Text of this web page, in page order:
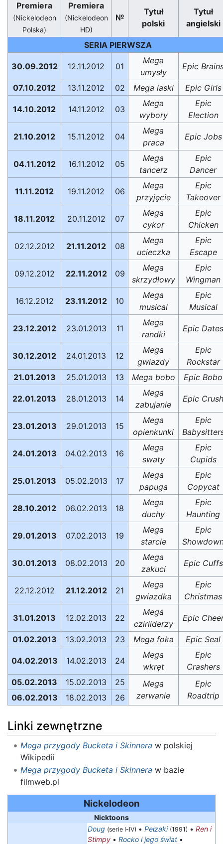
Premiera
(Nickelodeon
Polska)
Premiera
(Nickelodeon
HD)
№
Tytuł
polski
Tytuł
angielski
SERIA PIERWSZA
30.09.2012 12.11.2012 01
Mega
umysły
Epic
07.10.2012 13.11.2012 02 Mega laski Epic Girls
14.10.2012 14.11.2012 03
Mega
wybory
Epic
Election
21.10.2012 15.11.2012 04
Mega
praca
Epic Jobs
04.11.2012 16.11.2012 05
Mega
tancerz
Epic
Dancer
11.11.2012 19.11.2012 06
Mega
przyjęcie
Epic
Takeover
18.11.2012 20.11.2012 07
Mega
cykor
Epic
Chicken
02.12.2012 21.11.2012 08
Mega
ucieczka
Epic
Escape
09.12.2012 22.11.2012 09
Mega
skrzydłowy
Epic
Wingman
16.12.2012 23.11.2012 10
Mega
musical
Epic
Musical
23.12.2012 23.01.2013 11
Mega
randki
Epic Dates
30.12.2012 24.01.2013 12
Mega
gwiazdy
Epic
Rockstar
21.01.2013
25.01.2013 13 Mega bobo Epic Bobo
22.01.2013 28.01.2013 14
Mega
zabujanie
Epic Crush
23.01.2013 29.01.2013 15
Mega
opienkunki
Epic
24.01.2013 04.02.2013 16
Mega
swaty
Epic
Cupids
25.01.2013 05.02.2013 17
Mega
papuga
Epic
Copycat
28.10.2012 06.02.2013 18
Mega
duchy
Epic
Haunting
29.01.2013 07.02.2013 19
Mega
starcie
Epic
30.01.2013 08.02.2013 20
Mega
zakuci
Epic Cuffs
22.12.2012 21.12.2012 21
Mega
gwiazdka
Epic
Christmas
31.01.2013 12.02.2013 22
Mega
czirliderzy
Epic
01.02.2013 13.02.2013 23 Mega foka Epic Seal
04.02.2013 14.02.2013 24
Mega
wkręt
Epic
Crashers
05.02.2013
15.02.2013 25
Mega
zerwanie
Epic
Roadtrip
06.02.2013 18.02.2013 26
Linki zewnętrzne
Mega przygody Bucketa i Skinnera w polskiej
Wikipedii
Mega przygody Bucketa i Skinnera w bazie
filmweb.pl
Nickelodeon
Nicktoons
Doug (serie I-IV) • Pełzaki (1991) • Ren i
Stimpy • Rocko i jego świat •